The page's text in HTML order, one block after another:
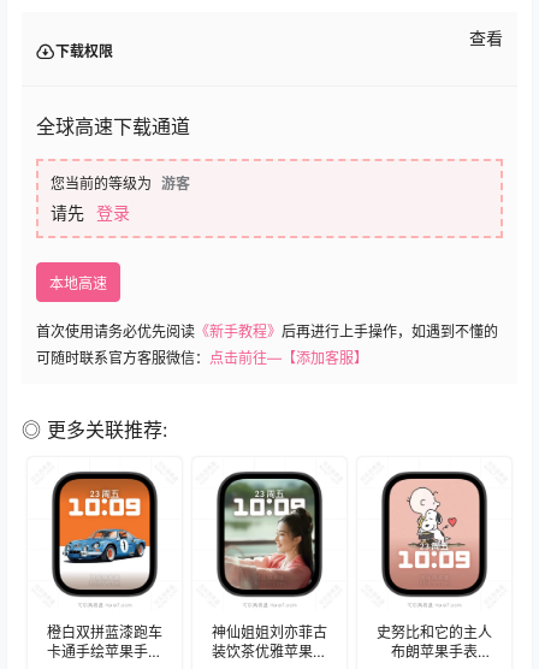
下载权限
查看
全球高速下载通道
您当前的等级为 游客
请先 登录
本地高速
首次使用请务必优先阅读 《新手教程》 后再进行上手操作，如遇到不懂的
可随时联系官方客服微信： 点击前往—【添加客服】
◎ 更多关联推荐:
橙白双拼蓝漆跑车
卡通手绘苹果手表
神仙姐姐刘亦菲古
装饮茶优雅苹果手
史努比和它的主人
布朗苹果手表